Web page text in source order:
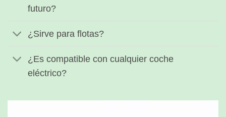
futuro?
¿Sirve para flotas?
¿Es compatible con cualquier coche
eléctrico?